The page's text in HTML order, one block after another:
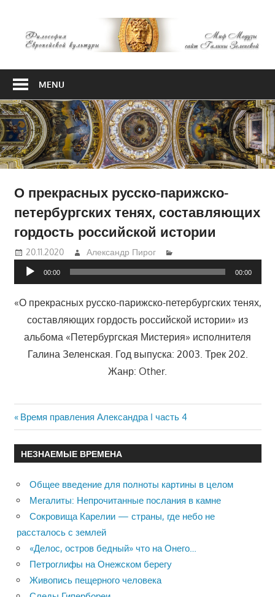
content
Европейской
MENU
О прекрасных русско-парижско-
петербургских тенях, составляющих
гордость российской истории
20.11.2020 Александр Пирог
Аудиоплеер
00:00 00:00
«О прекрасных русско-парижско-петербургских тенях,
составляющих гордость российской истории» из
альбома «Петербургская Мистерия» исполнителя
Галина Зеленская. Год выпуска: 2003. Трек 202.
Жанр: Other.
Навигация
по
записям
Previous
Post:
Время правления Александра I часть 4
НЕЗНАЕМЫЕ ВРЕМЕНА
Общее введение для полноты картины в целом
Мегалиты: Непрочитанные послания в камне
Сокровища Карелии — страны, где небо не
рассталось с землей
«Делос, остров бедный» что на Онего…
Петроглифы на Онежском берегу
Живопись пещерного человека